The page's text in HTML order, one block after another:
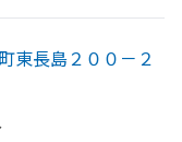
東長島２００－２